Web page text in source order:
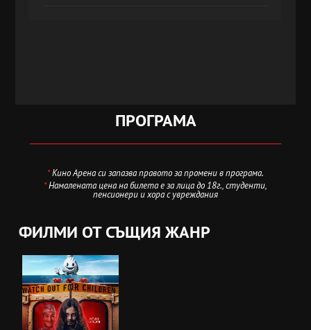
ПРОГРАМА
*Кино Арена си запазва правото за промени в програма.
*Намалената цена на билета е за лица до 18г., студенти,
пенсионери и хора с увреждания
ФИЛМИ ОТ СЪЩИЯ ЖАНР